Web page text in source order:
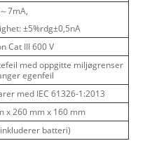
7mA,
±5%rdg±0,5nA
Cat III 600 V
med oppgitte miljøgrenser
egenfeil
med IEC 61326-1:2013
x 260 mm x 160 mm
batteri)